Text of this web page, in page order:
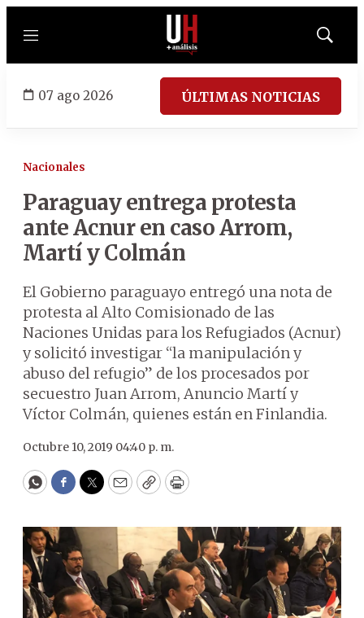
Menú
Mostrar
07 ago 2026 ÚLTIMAS NOTICIAS
Nacionales
Paraguay entrega protesta
ante Acnur en caso Arrom,
Martí y Colmán
El Gobierno paraguayo entregó una nota de
protesta al Alto Comisionado de las
Naciones Unidas para los Refugiados (Acnur)
y solicitó investigar “la manipulación y
abuso del refugio” de los procesados por
secuestro Juan Arrom, Anuncio Martí y
Víctor Colmán, quienes están en Finlandia.
Octubre 10, 2019 04:40 p. m.
WhatsApp
Facebook
Twitter
EmailCopyPrint